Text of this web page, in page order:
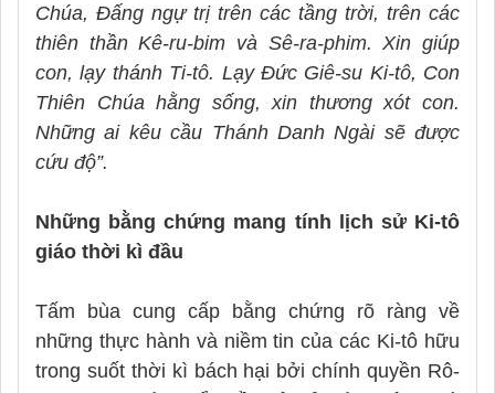
Chúa, Đấng ngự trị trên các tầng trời, trên các
thiên thần Kê-ru-bim và Sê-ra-phim. Xin giúp
con, lạy thánh Ti-tô. Lạy Đức Giê-su Ki-tô, Con
Thiên Chúa hằng sống, xin thương xót con.
Những ai kêu cầu Thánh Danh Ngài sẽ được
cứu độ”.
Những bằng chứng mang tính lịch sử Ki-tô
giáo thời kì đầu
Tấm bùa cung cấp bằng chứng rõ ràng về
những thực hành và niềm tin của các Ki-tô hữu
trong suốt thời kì bách hại bởi chính quyền Rô-